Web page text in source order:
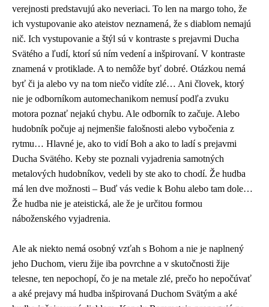
verejnosti predstavujú ako neveriaci. To len na margo toho, že
ich vystupovanie ako ateistov neznamená, že s diablom nemajú
nič. Ich vystupovanie a štýl sú v kontraste s prejavmi Ducha
Svätého a ľudí, ktorí sú ním vedení a inšpirovaní. V kontraste
znamená v protiklade. A to nemôže byť dobré. Otázkou nemá
byť či ja alebo vy na tom niečo vidíte zlé… Ani človek, ktorý
nie je odborníkom automechanikom nemusí podľa zvuku
motora poznať nejakú chybu. Ale odborník to začuje. Alebo
hudobník počuje aj nejmenšie falošnosti alebo vybočenia z
rytmu… Hlavné je, ako to vidí Boh a ako to ladí s prejavmi
Ducha Svätého. Keby ste poznali vyjadrenia samotných
metalových hudobníkov, vedeli by ste ako to chodí. Že hudba
má len dve možnosti – Buď vás vedie k Bohu alebo tam dole…
Že hudba nie je ateistická, ale že je určitou formou
náboženského vyjadrenia.
Ale ak niekto nemá osobný vzťah s Bohom a nie je naplnený
jeho Duchom, vieru žije iba povrchne a v skutočnosti žije
telesne, ten nepochopí, čo je na metale zlé, prečo ho nepočúvať
a aké prejavy má hudba inšpirovaná Duchom Svätým a aké